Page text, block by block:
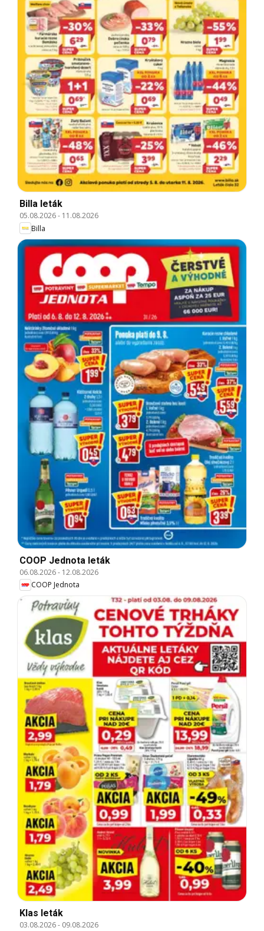
Billa leták
05.08.2026- 11.08.2026
Billa
COOP Jednota leták
06.08.2026- 12.08.2026
COOP Jednota
Klas leták
03.08.2026- 09.08.2026